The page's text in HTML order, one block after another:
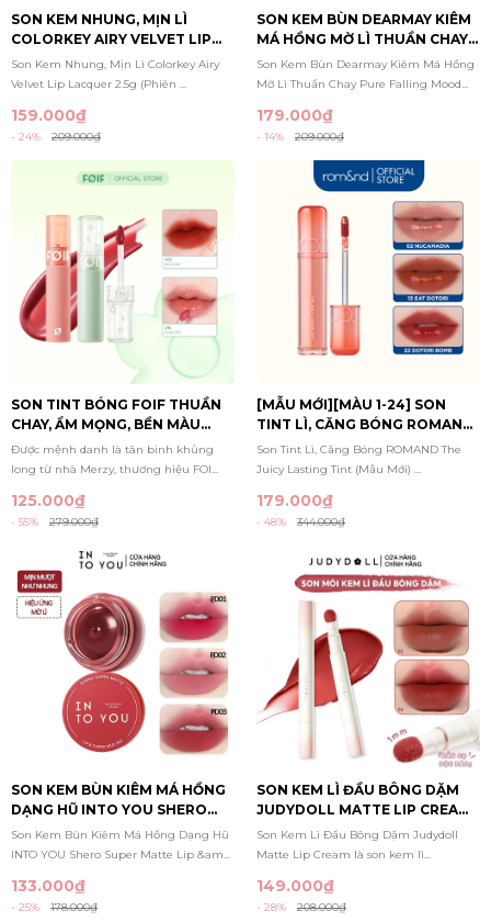
SON KEM NHUNG, MỊN LÌ
COLORKEY AIRY VELVET LIP
LACQUER 2.5G (PHIÊN BẢN
MỚI)
Son Kem Nhung, Mịn Lì Colorkey Airy
Velvet Lip Lacquer 2.5g (Phiên ...
159.000₫
- 24% 209.000₫
SON KEM BÙN DEARMAY KIÊM
MÁ HỒNG MỜ LÌ THUẦN CHAY
PURE FALLING MOOD LIP POT
6.5G
Son Kem Bùn Dearmay Kiêm Má Hồng
Mờ Lì Thuần Chay Pure Falling Mood...
179.000₫
- 14% 209.000₫
SON TINT BÓNG FOIF THUẦN
CHAY, ẨM MỌNG, BỀN MÀU
JUICY FIT TINT
Được mệnh danh là tân binh khủng
long từ nhà Merzy, thương hiệu FOI...
125.000₫
- 55% 279.000₫
[MẪU MỚI][MÀU 1-24] SON
TINT LÌ, CĂNG BÓNG ROMAND
THE JUICY LASTING TINT
Son Tint Lì, Căng Bóng ROMAND The
Juicy Lasting Tint (Mẫu Mới) ...
179.000₫
- 48% 344.000₫
SON KEM BÙN KIÊM MÁ HỒNG
DẠNG HŨ INTO YOU SHERO
SUPER MATTE LIP & CHEEK
MUD (CANNED) 5G
Son Kem Bùn Kiêm Má Hồng Dạng Hũ
INTO YOU Shero Super Matte Lip &am...
133.000₫
- 25% 178.000₫
SON KEM LÌ ĐẦU BÔNG DẶM
JUDYDOLL MATTE LIP CREAM
1.8G
Son Kem Lì Đầu Bông Dặm Judydoll
Matte Lip Cream là son kem lì...
149.000₫
- 28% 208.000₫